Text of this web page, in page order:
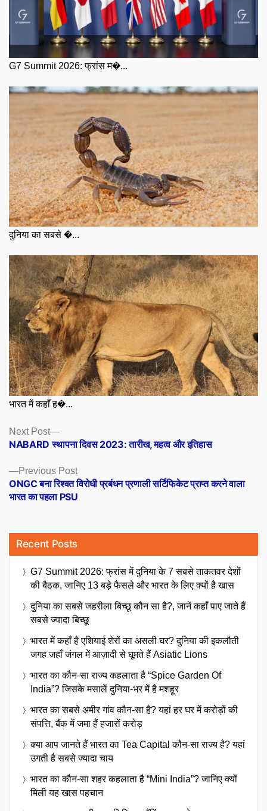
G7 Summit 2026: फ्रांस म�...
दुनिया का सबसे �...
भारत में कहाँ ह�...
Posts
navigation
Previous PostPrevious
post:
ONGC बना रिश्वत विरोधी प्रबंधन प्रणाली सर्टिफिकेट प्राप्त करने वाला
भारत का पहला PSU
Next Post
Next
post:
NABARD स्थापना दिवस 2023: तारीख, महत्व और इतिहास
Recent Posts
G7 Summit 2026: फ्रांस में दुनिया के 7 सबसे ताकतवर देशों
की बैठक, जानिए 13 बड़े फैसले और भारत के लिए क्यों है खास
दुनिया का सबसे जहरीला बिच्छू कौन सा है?, जानें कहाँ पाए जाते हैं
सबसे ज्यादा बिच्छू
भारत में कहाँ है एशियाई शेरों का असली घर? दुनिया की इकलौती
जगह जहाँ जंगल में आज़ादी से घूमते हैं Asiatic Lions
भारत का कौन-सा राज्य कहलाता है “Spice Garden Of
India”? जिसके मसालें दुनिया-भर में है मशहूर
भारत का सबसे अमीर गांव कौन-सा है? यहां हर घर में करोड़ों की
संपत्ति, बैंक में जमा हैं हजारों करोड़
क्या आप जानते हैं भारत का Tea Capital कौन-सा राज्य है? यहां
उगती है सबसे ज्यादा चाय
भारत का कौन-सा शहर कहलाता है “Mini India”? जानिए क्यों
मिली यह खास पहचान